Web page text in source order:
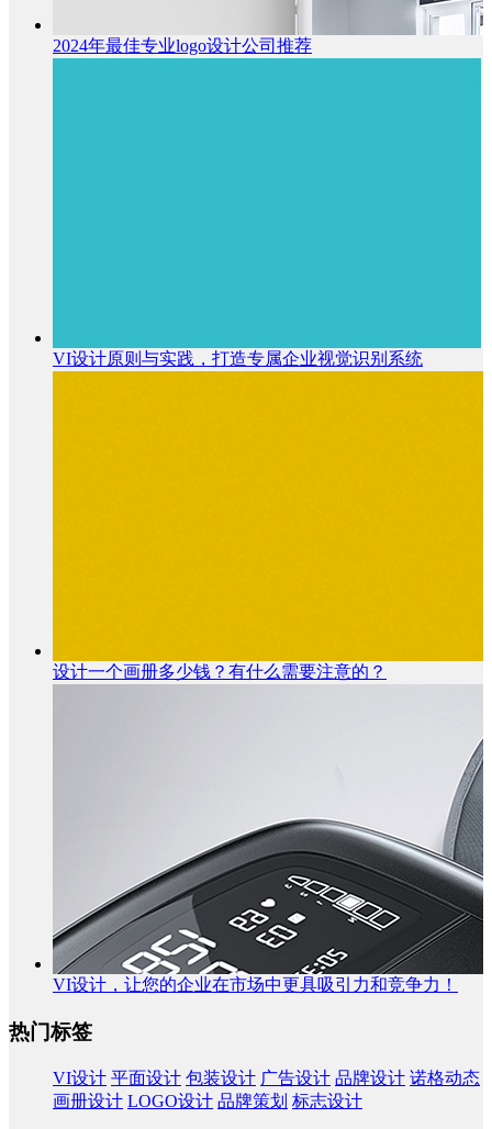
2024年最佳专业logo设计公司推荐
VI设计原则与实践，打造专属企业视觉识别系统
设计一个画册多少钱？有什么需要注意的？
VI设计，让您的企业在市场中更具吸引力和竞争力！
热门标签
VI设计 平面设计 包装设计 广告设计 品牌设计 诺格动态
画册设计 LOGO设计 品牌策划 标志设计